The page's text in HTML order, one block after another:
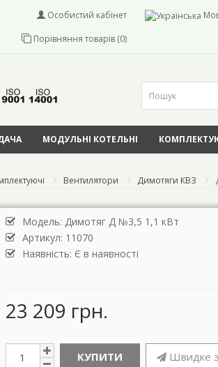
Особистий кабінет
Порівняння товарів (0)
МОДУЛЬНІ КОТЕЛЬНІ
Вентилятори Димотяги КВЗ
Модель: Димотяг Д №3,5 1,1 кВт
Артикул: 11070
Наявність: Є в наявності
23 209 грн.
КУПИТИ Швидке